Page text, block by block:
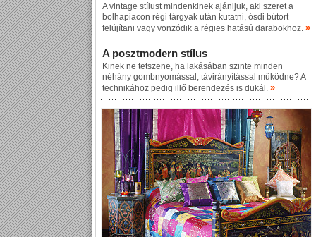
A vintage stílust mindenkinek ajánljuk, aki szeret a
bolhapiacon régi tárgyak után kutatni, ósdi bútort
felújítani vagy vonzódik a régies hatású darabokhoz. »
A posztmodern stílus
Kinek ne tetszene, ha lakásában szinte minden
néhány gombnyomással, távirányítással működne? A
technikához pedig illő berendezés is dukál. »